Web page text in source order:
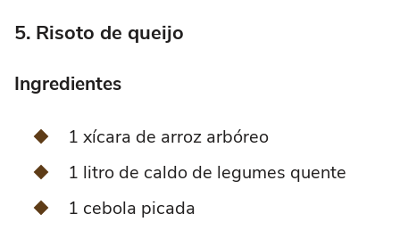
5. Risoto de queijo
Ingredientes
1 xícara de arroz arbóreo
1 litro de caldo de legumes quente
1 cebola picada